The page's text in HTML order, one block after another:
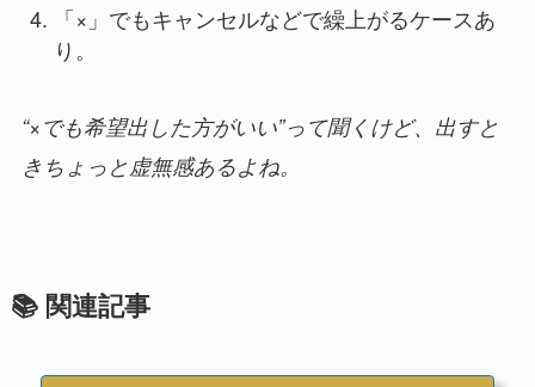
「×」でもキャンセルなどで繰上がるケースあ
り。
“×でも希望出した方がいい”って聞くけど、出すと
きちょっと虚無感あるよね。
📚 関連記事